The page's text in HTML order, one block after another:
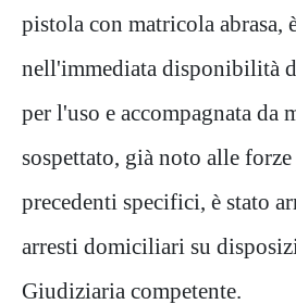
pistola con matricola abrasa,
nell'immediata disponibilità
per l'uso e accompagnata da
sospettato, già noto alle
precedenti specifici, è stato
arresti domiciliari su
Giudiziaria competente.